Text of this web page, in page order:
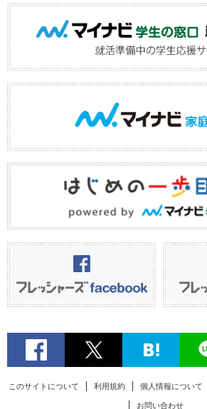
このサイトについて 利用規約 個人情報について
お問い合わせ